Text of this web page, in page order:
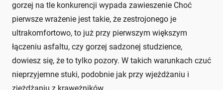
gorzej na tle konkurencji wypada zawieszenie Choć
pierwsze wrażenie jest takie, że zestrojonego je
ultrakomfortowo, to już przy pierwszym większym
łączeniu asfaltu, czy gorzej sadzonej studzience,
dowiesz się, że to tylko pozory. W takich warunkach czuć
nieprzyjemne stuki, podobnie jak przy wjeżdżaniu i